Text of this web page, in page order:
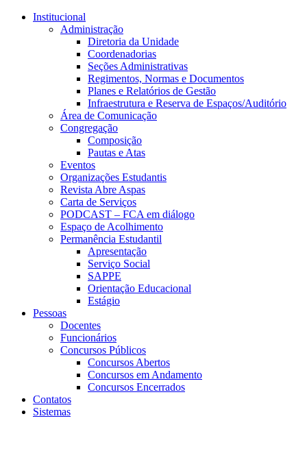
Conteúdo principal
Institucional
Administração
Diretoria da Unidade
Coordenadorias
Seções Administrativas
Regimentos, Normas e Documentos
Planes e Relatórios de Gestão
Infraestrutura e Reserva de Espaços/Auditório
Área de Comunicação
Congregação
Composição
Pautas e Atas
Eventos
Organizações Estudantis
Revista Abre Aspas
Carta de Serviços
PODCAST – FCA em diálogo
Espaço de Acolhimento
Permanência Estudantil
Apresentação
Serviço Social
SAPPE
Orientação Educacional
Estágio
Pessoas
Docentes
Funcionários
Concursos Públicos
Concursos Abertos
Concursos em Andamento
Concursos Encerrados
Contatos
Sistemas